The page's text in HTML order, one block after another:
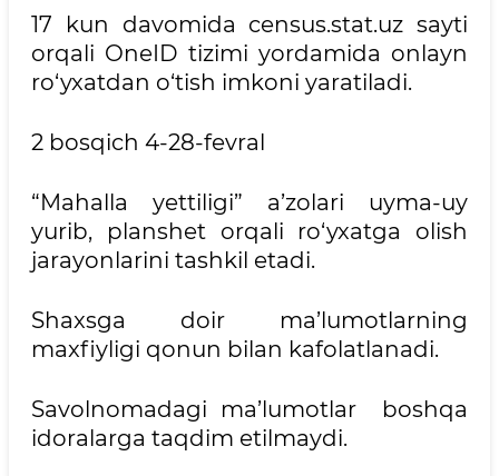
17 kun davomida census.stat.uz sayti
orqali OneID tizimi yordamida onlayn
ro‘yxatdan o‘tish imkoni yaratiladi.
2 bosqich 4-28-fevral
“Mahalla yettiligi” a’zolari uyma-uy
yurib, planshet orqali ro‘yxatga olish
jarayonlarini tashkil etadi.
Shaxsga doir ma’lumotlarning
maxfiyligi qonun bilan kafolatlanadi.
Savolnomadagi ma’lumotlar boshqa
idoralarga taqdim etilmaydi.